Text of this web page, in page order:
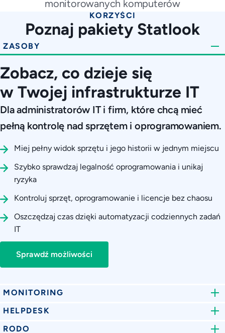
monitorowanych komputerów
KORZYŚCI
Poznaj pakiety Statlook
ZASOBY
Zobacz, co dzieje się
w Twojej infrastrukturze IT
Dla administratorów IT i firm, które chcą mieć
pełną kontrolę nad sprzętem i oprogramowaniem.
Miej pełny widok sprzętu i jego historii w jednym miejscu
Szybko sprawdzaj legalność oprogramowania i unikaj
ryzyka
Kontroluj sprzęt, oprogramowanie i licencje bez chaosu
Oszczędzaj czas dzięki automatyzacji codziennych zadań
IT
Sprawdź możliwości
MONITORING
Miej pełną kontrolę
HELPDESK
RODO